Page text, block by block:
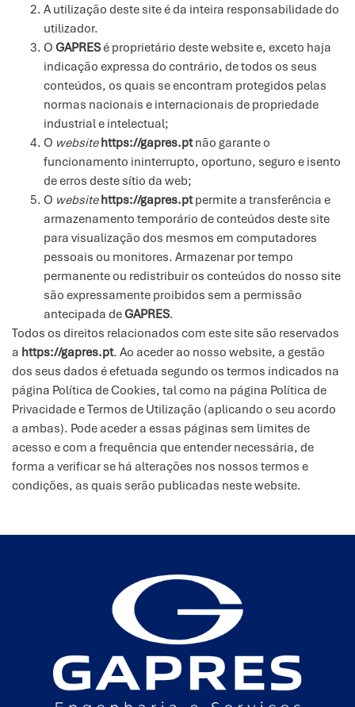
A utilização deste site é da inteira responsabilidade do
utilizador.
O GAPRESé proprietário deste website e, exceto haja
indicação expressa do contrário, de todos os seus
conteúdos, os quais se encontram protegidos pelas
normas nacionais e internacionais de propriedade
industrial e intelectual;
O websitehttps://gapres.ptnão garante o
funcionamento ininterrupto, oportuno, seguro e isento
de erros deste sítio da web;
O websitehttps://gapres.ptpermite a transferência e
armazenamento temporário de conteúdos deste site
para visualização dos mesmos em computadores
pessoais ou monitores. Armazenar por tempo
permanente ou redistribuir os conteúdos do nosso site
são expressamente proibidos sem a permissão
antecipada deGAPRES.
Todos os direitos relacionados com este site são reservados
a https://gapres.pt. Ao aceder ao nosso website, a gestão
dos seus dados é efetuada segundo os termos indicados na
página Política de Cookies, tal como na página Política de
Privacidade e Termos de Utilização (aplicando o seu acordo
a ambas). Pode aceder a essas páginas sem limites de
acesso e com a frequência que entender necessária, de
forma a verificar se há alterações nos nossos termos e
condições, as quais serão publicadas neste website.